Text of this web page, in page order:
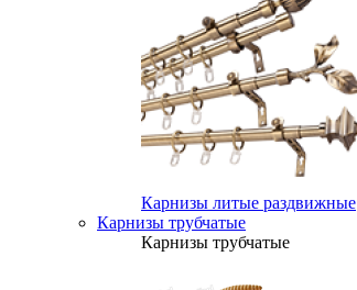
Карнизы литые раздвижные
Карнизы трубчатые
Карнизы трубчатые